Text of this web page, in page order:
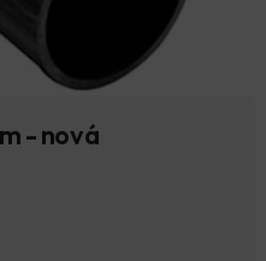
- nová